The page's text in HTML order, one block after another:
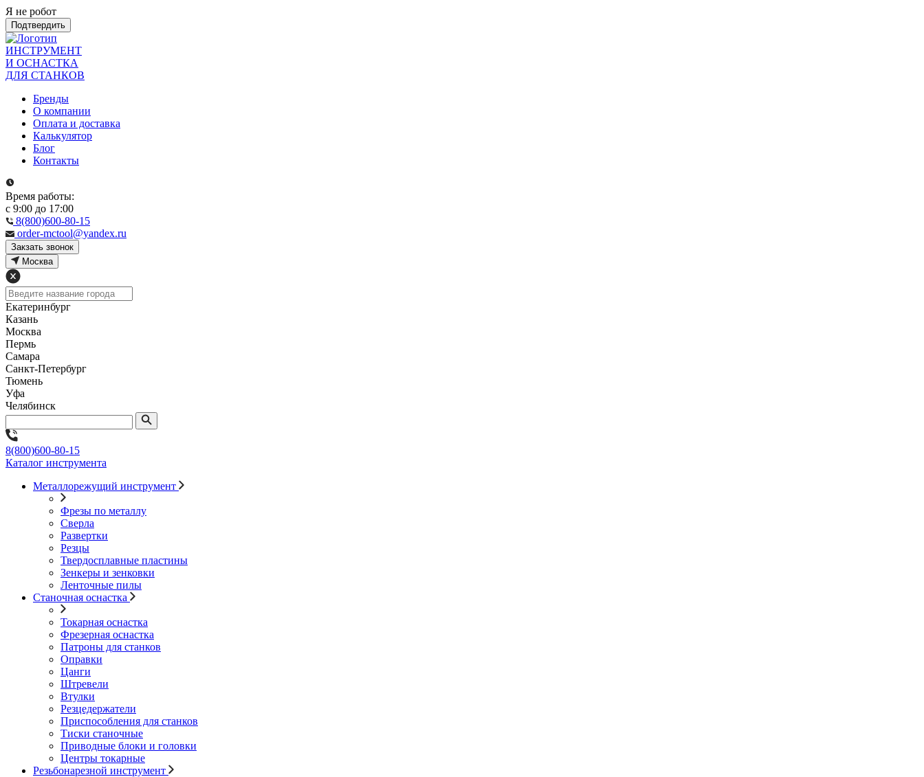
Я не робот
Подтвердить
ИНСТРУМЕНТ
И ОСНАСТКА
ДЛЯ СТАНКОВ
Бренды
О компании
Оплата и доставка
Калькулятор
Блог
Контакты
Время работы:
с 9:00 до 17:00
8(800)600-80-15
order-mctool@yandex.ru
Закзать звонок
Москва
Екатеринбург
Казань
Москва
Пермь
Самара
Санкт-Петербург
Тюмень
Уфа
Челябинск
8(800)600-80-15
Каталог инструмента
Металлорежущий инструмент
Фрезы по металлу
Сверла
Развертки
Резцы
Твердосплавные пластины
Зенкеры и зенковки
Ленточные пилы
Станочная оснастка
Токарная оснастка
Фрезерная оснастка
Патроны для станков
Оправки
Цанги
Штревели
Втулки
Резцедержатели
Приспособления для станков
Тиски станочные
Приводные блоки и головки
Центры токарные
Резьбонарезной инструмент